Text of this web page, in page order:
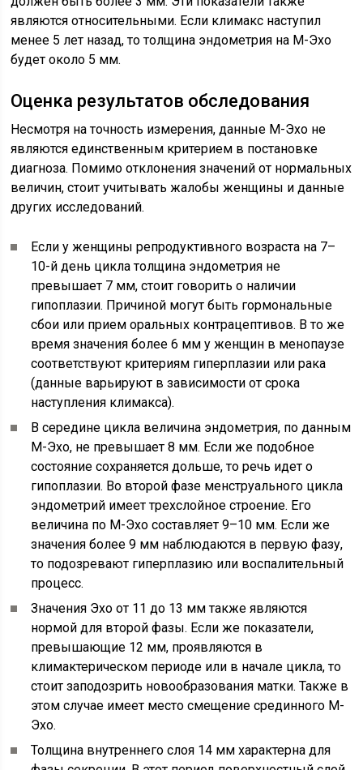
являются относительными. Если климакс наступил
менее 5 лет назад, то толщина эндометрия на М-Эхо
будет около 5 мм.
Оценка результатов обследования
Несмотря на точность измерения, данные М-Эхо не
являются единственным критерием в постановке
диагноза. Помимо отклонения значений от нормальных
величин, стоит учитывать жалобы женщины и данные
других исследований.
Если у женщины репродуктивного возраста на 7–
10-й день цикла толщина эндометрия не
превышает 7 мм, стоит говорить о наличии
гипоплазии. Причиной могут быть гормональные
сбои или прием оральных контрацептивов. В то же
время значения более 6 мм у женщин в менопаузе
соответствуют критериям гиперплазии или рака
(данные варьируют в зависимости от срока
наступления климакса).
В середине цикла величина эндометрия, по данным
М-Эхо, не превышает 8 мм. Если же подобное
состояние сохраняется дольше, то речь идет о
гипоплазии. Во второй фазе менструального цикла
эндометрий имеет трехслойное строение. Его
величина по М-Эхо составляет 9–10 мм. Если же
значения более 9 мм наблюдаются в первую фазу,
то подозревают гиперплазию или воспалительный
процесс.
Значения Эхо от 11 до 13 мм также являются
нормой для второй фазы. Если же показатели,
превышающие 12 мм, проявляются в
климактерическом периоде или в начале цикла, то
стоит заподозрить новообразования матки. Также в
этом случае имеет место смещение срединного М-
Эхо.
Толщина внутреннего слоя 14 мм характерна для